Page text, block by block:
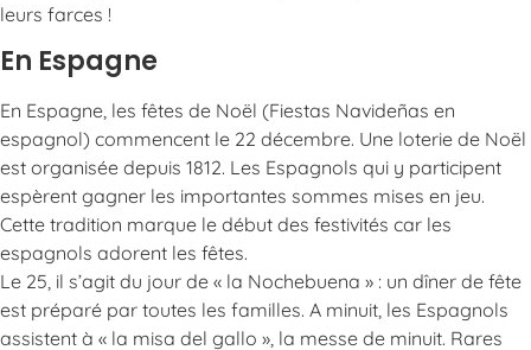
leurs farces !
En Espagne
En Espagne, les fêtes de Noël (Fiestas Navideñas en
espagnol) commencent le 22 décembre. Une loterie de Noël
est organisée depuis 1812. Les Espagnols qui y participent
espèrent gagner les importantes sommes mises en jeu.
Cette tradition marque le début des festivités car les
espagnols adorent les fêtes.
Le 25, il s’agit du jour de « la Nochebuena » : un dîner de fête
est préparé par toutes les familles. A minuit, les Espagnols
assistent à « la misa del gallo », la messe de minuit. Rares